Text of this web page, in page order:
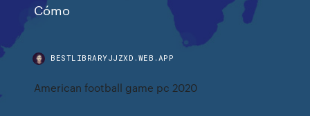
Cómo
BESTLIBRARYJJZXD.WEB.APP
American football game pc 2020